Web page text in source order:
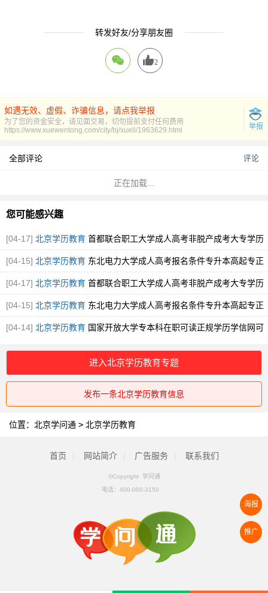
转发好友/分享朋友圈
2
如遇无效、虚假、诈骗信息，请点我举报
为了您的资金安全，请见面交易，切勿提前支付任何费用
举报
https://www.xuewentong.com/city/bj/xueli/1963629.html
全部评论 评论
正在加载...
您可能感兴趣
[04-17] 北京学历教育 首都联合职工大学成人高考非脱产成考大专学历
报考指南 [图]
[04-15] 北京学历教育 东北电力大学成人高考报名条件专升本高起专正
规学历[图]
[04-17] 北京学历教育 首都联合职工大学成人高考非脱产成考大专学历
报考指南 [图]
[04-15] 北京学历教育 东北电力大学成人高考报名条件专升本高起专正
规学历[图]
[04-14] 北京学历教育 国家开放大学专本科在职可读正规学历学信网可
查[图]
进入北京学历教育专题
发布一条北京学历教育信息
位置： 北京学问通 > 北京学历教育
首页 网站简介 广告服务 联系我们
©Copyright 学问通
电话： 400-000-3150
推广
海报